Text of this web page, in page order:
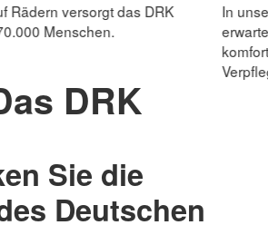
Rädern versorgt das DRK
Menschen.
In
DRK
Sie die
Deutschen